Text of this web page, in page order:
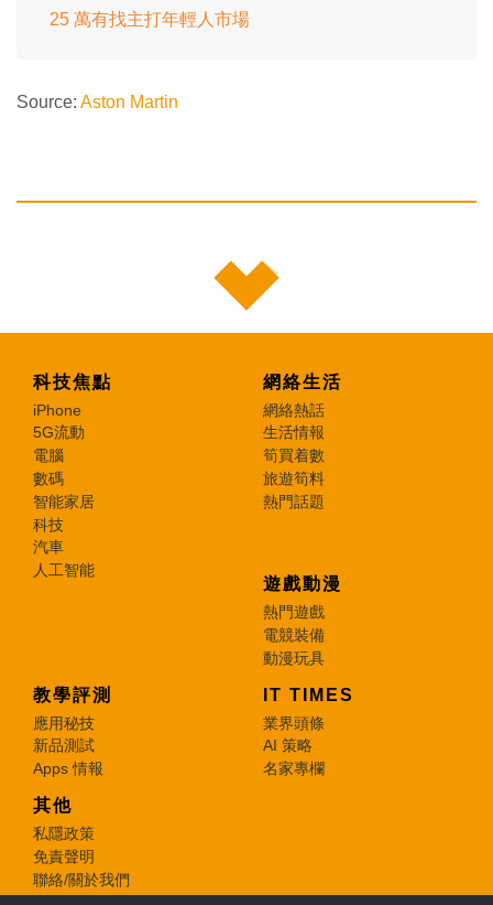
25 萬有找主打年輕人市場
Source: Aston Martin
科技焦點
iPhone
5G流動
電腦
數碼
智能家居
科技
汽車
人工智能
網絡生活
網絡熱話
生活情報
筍買着數
旅遊筍料
熱門話題
遊戲動漫
熱門遊戲
電競裝備
動漫玩具
教學評測
應用秘技
新品測試
Apps 情報
IT TIMES
業界頭條
AI 策略
名家專欄
其他
私隱政策
免責聲明
聯絡/關於我們